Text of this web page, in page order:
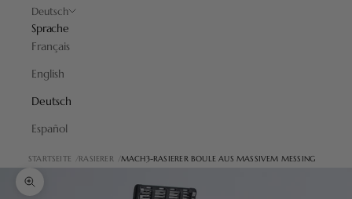
Deutsch
Sprache
Français
English
Deutsch
Español
STARTSEITE RASIERER MACH3-RASIERER BOULE AUS MASSIVEM MESSING
Bild vergrößern